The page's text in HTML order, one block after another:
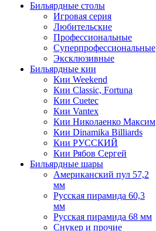
Бильярдные столы
Игровая серия
Любительские
Профессиональные
Суперпрофессиональные
Эксклюзивные
Бильярдные кии
Кии Weekend
Кии Classic, Fortuna
Кии Cuetec
Кии Vantex
Кии Николаенко Максим
Кии Dinamika Billiards
Кии РУССКИЙ
Кии Рябов Сергей
Бильярдные шары
Американский пул 57,2
мм
Русская пирамида 60,3
мм
Русская пирамида 68 мм
Снукер и прочие